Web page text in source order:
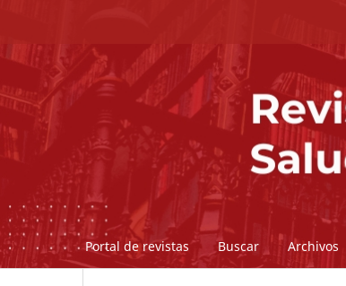
Portal de revistas Buscar Archivos